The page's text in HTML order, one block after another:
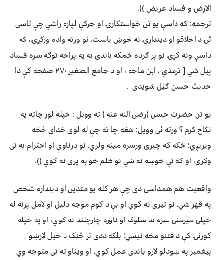
الارض و فساد عریض )).
ترجمه: که داسې یو تن خواستګارۍ او جرګې لپاره راشي چې تاسی
ئی د اخلاقو او دیندارۍ نه خوښ یاست، نو ورته واده ورکړۍ، که
داسې ونه کړۍ نو پر ګرده ځمکه باندی به په پراخه توګه سره فساد
پیل شي [ ترمذي ، ابن ماجه ، او د جامع الصغیر ۲۷۰ صفحه کې دا
حدیث حسن ګڼل شویدی] .
یو تن حضرت حسن (رضی الله عنه ) ته وویل : خپله لور چاته په
نکاح کړم ؟ ورته ئی وویل: هغه چا ته چې له لوی خدای څخه
ویریږي؛ ځکه که چيری ورسره مینه ولري، نو درناوې او احترام به ئی
وکړي، او که ئي خوښه نه شي نو ظلم خو به پری نه کوي )).
واقعیت هم همداسی دی چې هر کله یو متدین او دینداره شخص
په قهر شي، نو تیری نه کوي او بې د کوم موجه دلیل او لامل پرته له
خپلی میرمنی سره بد سلوک او ناوړه چارچلند نه کوي، او په خپله
کورنۍ کې د فتنو مخه نیسي؛ بلکه ددی تر څنګ د خپل لارښو
پیغمبر په ښودلو لارو باندی عمل کوي، او ویناو ته ئی متوجه وي